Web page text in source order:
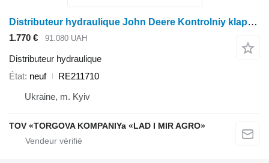
Distributeur hydraulique John Deere Kontrolniy klapan RE211710 pour tracteur à roues John Deere 7630
1.770 € 91.080 UAH
Distributeur hydraulique
État neuf
RE211710
Ukraine, m. Kyiv
TOV «TORGOVA KOMPANIYa «LAD I MIR AGRO»